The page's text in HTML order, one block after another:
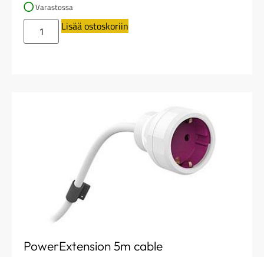
Varastossa
Lisää ostoskoriin
PowerExtension 5m cable